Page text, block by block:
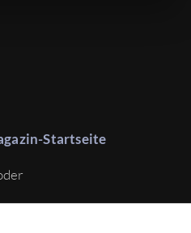
Startseite